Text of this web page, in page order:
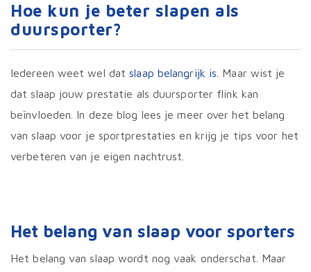
Hoe kun je beter slapen als
duursporter?
Iedereen weet wel datslaap belangrijk is . Maar wist je
dat slaap jouw prestatie als duursporter flink kan
beïnvloeden. In deze blog lees je meer over het belang
van slaap voor je sportprestaties en krijg je tips voor het
verbeteren van je eigen nachtrust.
Het belang van slaap voor sporters
Het belang van slaap wordt nog vaak onderschat. Maar